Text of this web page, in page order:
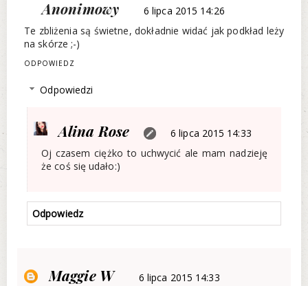
Anonimowy
6 lipca 2015 14:26
Te zbliżenia są świetne, dokładnie widać jak podkład leży
na skórze ;-)
ODPOWIEDZ
Odpowiedzi
Alina Rose
6 lipca 2015 14:33
Oj czasem ciężko to uchwycić ale mam nadzieję
że coś się udało:)
Odpowiedz
Maggie W
6 lipca 2015 14:33